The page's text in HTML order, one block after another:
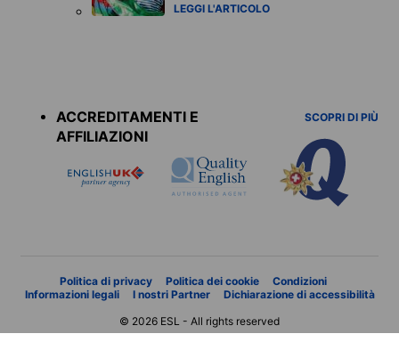
LEGGI L'ARTICOLO
ACCREDITAMENTI E
AFFILIAZIONI
SCOPRI DI PIÙ
Politica di privacy Politica dei cookie
Condizioni
Informazioni legali
I nostri Partner
Dichiarazione di accessibilità
© 2026 ESL - All rights reserved